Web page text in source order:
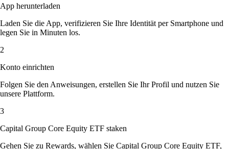
App herunterladen
Laden Sie die App, verifizieren Sie Ihre Identität per Smartphone und
legen Sie in Minuten los.
2
Konto einrichten
Folgen Sie den Anweisungen, erstellen Sie Ihr Profil und nutzen Sie
unsere Plattform.
3
Capital Group Core Equity ETF staken
Gehen Sie zu Rewards, wählen Sie Capital Group Core Equity ETF,